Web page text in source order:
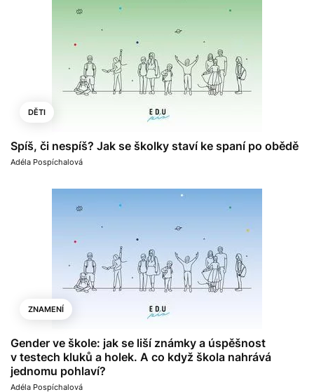
DĚTI
Spíš, či nespíš? Jak se školky staví ke spaní po obědě
Adéla Pospíchalová
ZNAMENÍ
Gender ve škole: jak se liší známky a úspěšnost
v testech kluků a holek. A co když škola nahrává
jednomu pohlaví?
Adéla Pospíchalová